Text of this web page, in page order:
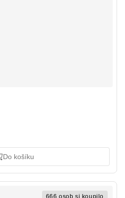
Do košíku
666 osob si koupilo